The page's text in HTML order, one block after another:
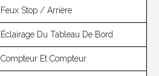
Feux Stop / Arrière
Éclairage Du Tableau De Bord
Compteur Et Compteur